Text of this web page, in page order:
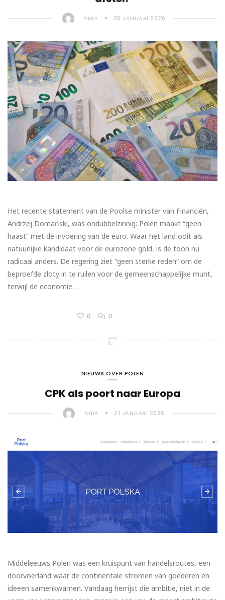
ANIA 25 JANUARI 2026
Het recente statement van de Poolse minister van Financiën,
Andrzej Domański, was ondubbelzinnig: Polen maakt “geen
haast” met de invoering van de euro. Waar het land ooit als
natuurlijke kandidaat voor de eurozone gold, is de toon nu
radicaal anders. De regering ziet “geen sterke reden” om de
beproefde zloty in te ruilen voor de gemeenschappelijke munt,
terwijl de economie…
0 0
NIEUWS OVER POLEN
CPK als poort naar Europa
ANIA 21 JANUARI 2026
Middeleeuws Polen was een kruispunt van handelsroutes, een
doorvoerland waar de continentale stromen van goederen en
ideeën samenkwamen. Vandaag herrijst die ambitie, niet in de